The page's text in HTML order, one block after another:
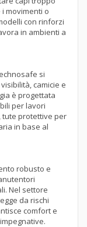
movimenti o
con rinforzi
in ambienti a
si
camicie e
è progettata
per lavori
tute protettive per
in base al
robusto e
Nel settore
da rischi
comfort e